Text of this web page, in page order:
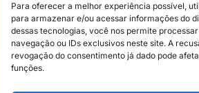
Para oferecer a melhor experiência possível,
para armazenar e/ou acessar informações do
dessas tecnologias, você nos permite
navegação ou IDs exclusivos neste site. A
revogação do consentimento já dado pode
funções.
EUA
Dubai